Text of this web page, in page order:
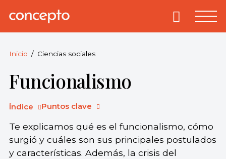
Concepto.
derechos
reservados.
Primary
Inicio Ciencias sociales
Funcionalismo
Índice Puntos clave
Te explicamos qué es el funcionalismo, cómo
surgió y cuáles son sus principales postulados
y características. Además, la crisis del